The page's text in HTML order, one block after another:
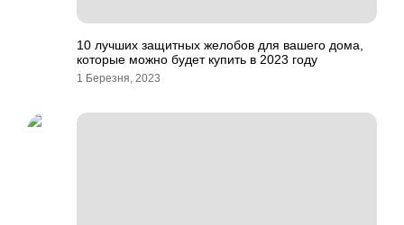
10 лучших защитных желобов для вашего дома,
которые можно будет купить в 2023 году
1 Березня, 2023